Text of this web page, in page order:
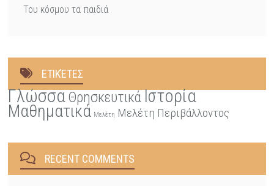
Του κόσμου τα παιδιά
ΕΤΙΚΈΤΕΣ
ΓλώσσαΘρησκευτικάΙστορία
Μαθηματικά Μελέτη Μελέτη Περιβάλλοντος
RECENT COMMENTS